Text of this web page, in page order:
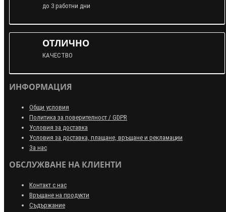
до 3 работни дни
ОТЛИЧНО
КАЧЕСТВО
ИНФОРМАЦИЯ
Общи условия
Политика за поверителност / GDPR
Условия за доставка
Условия за доставка, плащане, връщане и рекламации
За нас
ОБСЛУЖВАНЕ НА КЛИЕНТИ
Контакт с нас
Връщане на продукти
Съдържание